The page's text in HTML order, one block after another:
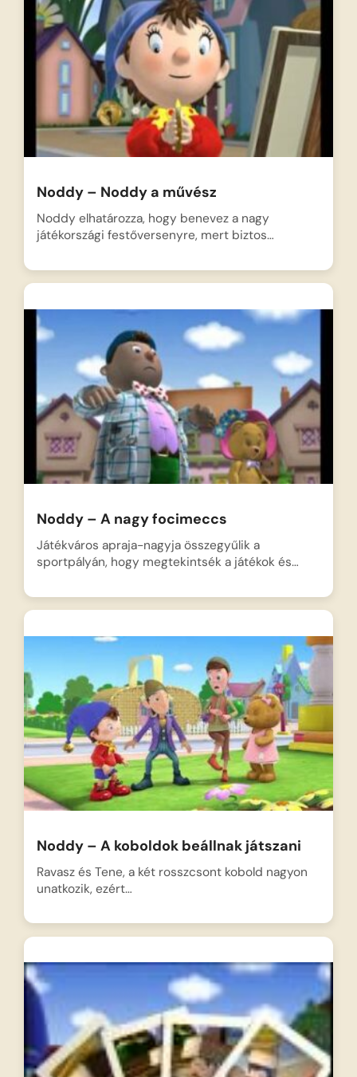
Noddy – Noddy a művész
Noddy elhatározza, hogy benevez a nagy
játékországi festőversenyre, mert biztos…
Noddy – A nagy focimeccs
Játékváros apraja-nagyja összegyűlik a
sportpályán, hogy megtekintsék a játékok és…
Noddy – A koboldok beállnak játszani
Ravasz és Tene, a két rosszcsont kobold nagyon
unatkozik, ezért…